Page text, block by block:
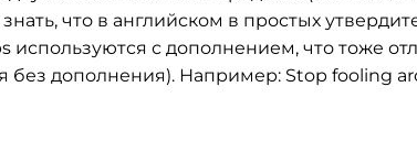
что в английском в простых
с дополнением, что тоже
без дополнения). Например: Stop fooling